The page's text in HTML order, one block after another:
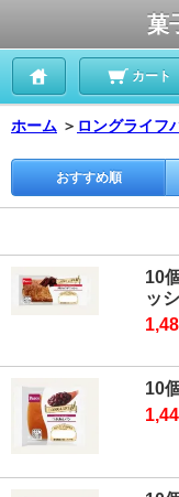
菓
カート
ホーム ＞ ロングライフ
おすすめ順
10
ッ
10